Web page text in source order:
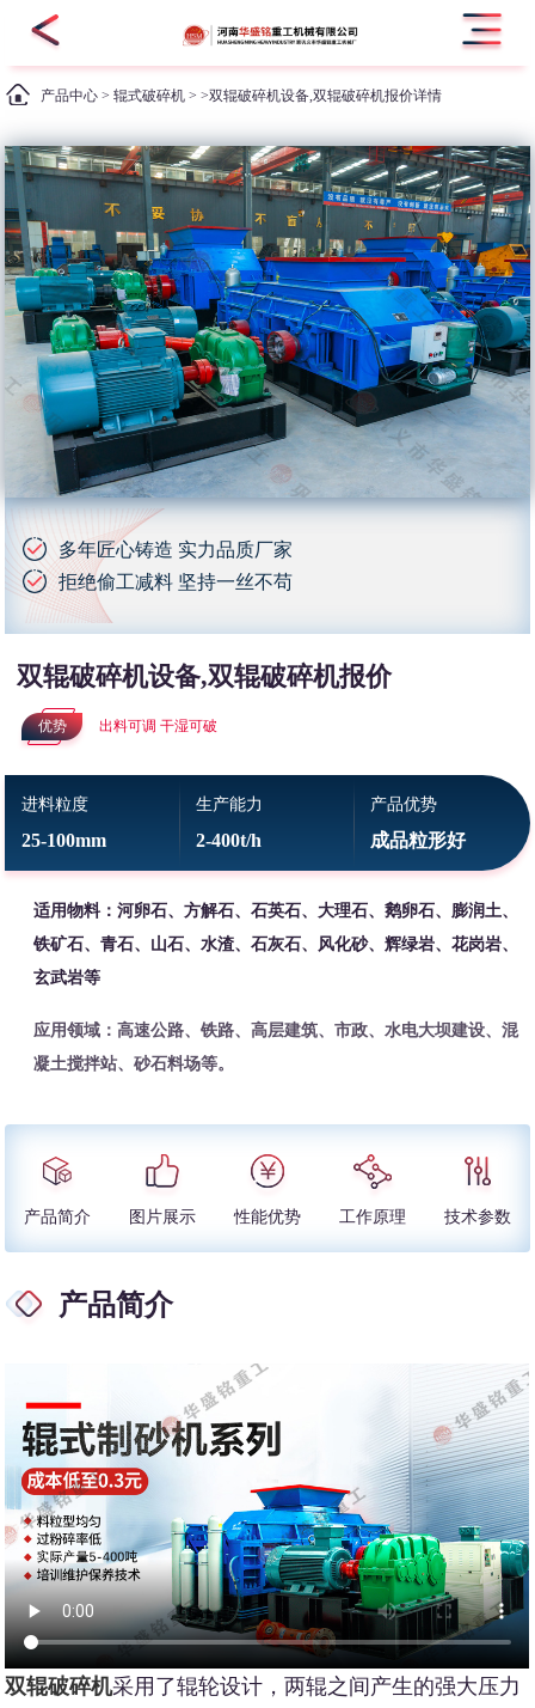
产品中心 >辊式破碎机 > >双辊破碎机设备,双辊破碎机报价详情
多年匠心铸造 实力品质厂家
拒绝偷工减料 坚持一丝不苟
双辊破碎机设备,双辊破碎机报价
优势 出料可调 干湿可破
进料粒度
25-100mm
生产能力
2-400t/h
产品优势
成品粒形好
适用物料：河卵石、方解石、石英石、大理石、鹅卵石、膨润土、
铁矿石、青石、山石、水渣、石灰石、风化砂、辉绿岩、花岗岩、
玄武岩等
应用领域：高速公路、铁路、高层建筑、市政、水电大坝建设、混
凝土搅拌站、砂石料场等。
产品简介 图片展示 性能优势 工作原理 技术参数
产品简介
双辊破碎机采用了辊轮设计，两辊之间产生的强大压力